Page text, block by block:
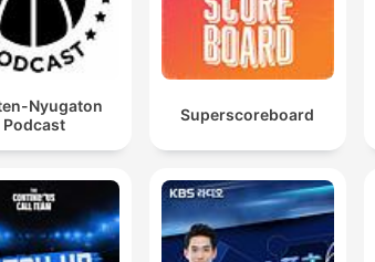
Nyugaton
Podcast
Superscoreboard